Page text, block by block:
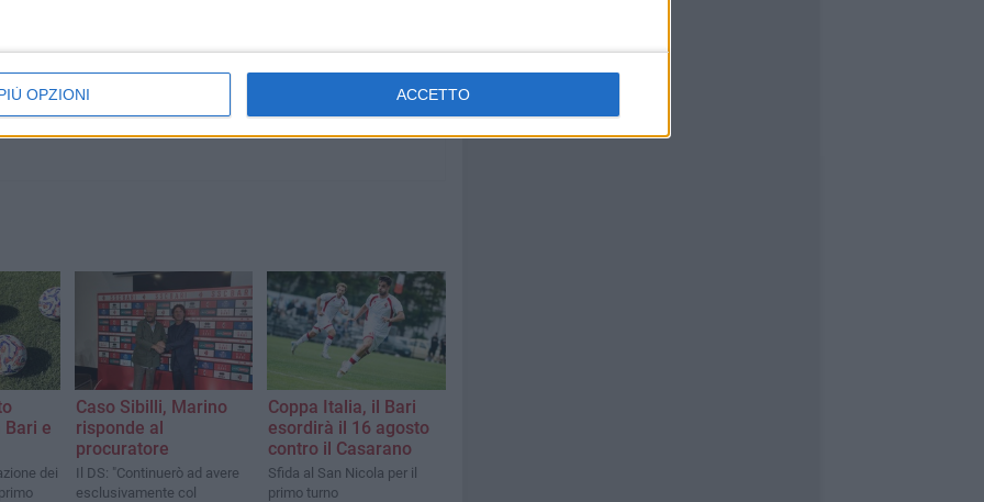
OPZIONI ACCETTO
Bari e
dei
Caso Sibilli, Marino
risponde al
procuratore
Il DS: "Continuerò ad avere
esclusivamente col
Coppa Italia, il Bari
esordirà il 16 agosto
contro il Casarano
Sfida al San Nicola per il
primo turno